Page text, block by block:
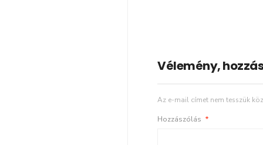
Vélemény,
Az e-mail címet nem tesszük
Hozzászólás *